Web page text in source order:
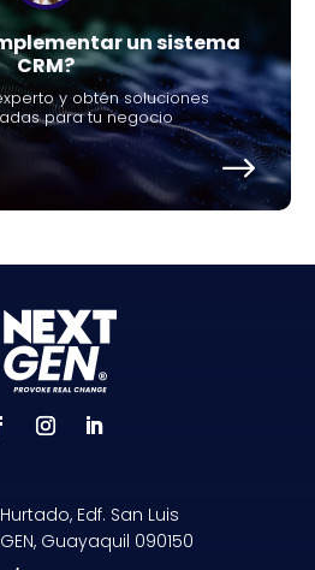
un sistema
CRM?
y obtén soluciones
para tu negocio
Edf. San Luis
Guayaquil 090150